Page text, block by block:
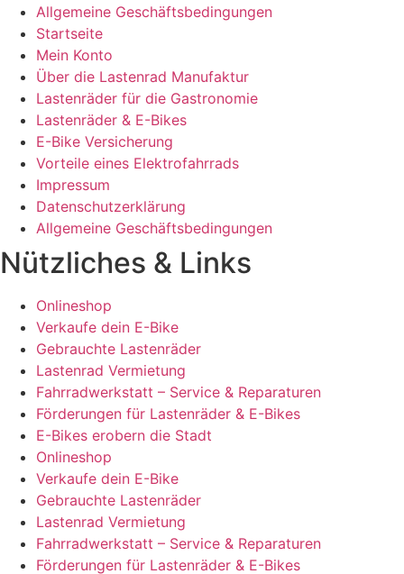
Allgemeine Geschäftsbedingungen
Startseite
Mein Konto
Über die Lastenrad Manufaktur
Lastenräder für die Gastronomie
Lastenräder & E-Bikes
E-Bike Versicherung
Vorteile eines Elektrofahrrads
Impressum
Datenschutzerklärung
Allgemeine Geschäftsbedingungen
Nützliches & Links
Onlineshop
Verkaufe dein E-Bike
Gebrauchte Lastenräder
Lastenrad Vermietung
Fahrradwerkstatt – Service & Reparaturen
Förderungen für Lastenräder & E-Bikes
E-Bikes erobern die Stadt
Onlineshop
Verkaufe dein E-Bike
Gebrauchte Lastenräder
Lastenrad Vermietung
Fahrradwerkstatt – Service & Reparaturen
Förderungen für Lastenräder & E-Bikes